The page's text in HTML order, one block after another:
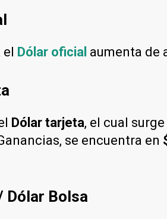
el Dólar oficial aumenta de
Dólar tarjeta, el cual
se encuentra en
Dólar Bolsa